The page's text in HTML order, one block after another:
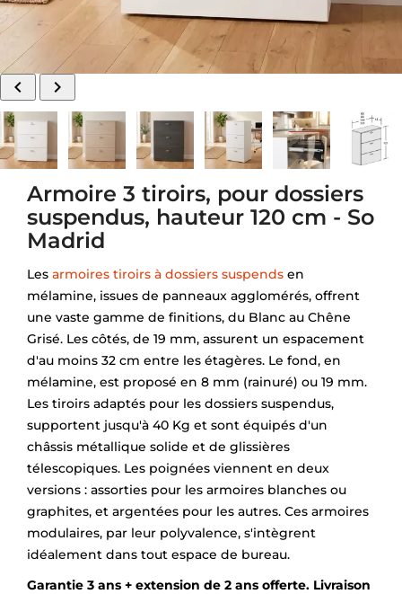
 
Armoire 3 tiroirs, pour dossiers
suspendus, hauteur 120 cm - So
Madrid
Les armoires tiroirs à dossiers suspends en
mélamine, issues de panneaux agglomérés, offrent
une vaste gamme de finitions, du Blanc au Chêne
Grisé. Les côtés, de 19 mm, assurent un espacement
d'au moins 32 cm entre les étagères. Le fond, en
mélamine, est proposé en 8 mm (rainuré) ou 19 mm.
Les tiroirs adaptés pour les dossiers suspendus,
supportent jusqu'à 40 Kg et sont équipés d'un
châssis métallique solide et de glissières
télescopiques. Les poignées viennent en deux
versions : assorties pour les armoires blanches ou
graphites, et argentées pour les autres. Ces armoires
modulaires, par leur polyvalence, s'intègrent
idéalement dans tout espace de bureau.
Garantie 3 ans + extension de 2 ans offerte. Livraison